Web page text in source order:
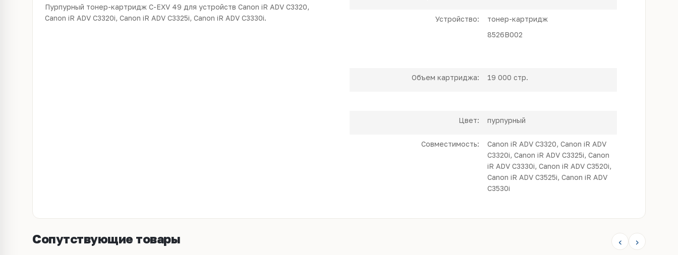
Пурпурный тонер-картридж C-EXV 49 для устройств Canon iR ADV C3320,
Canon iR ADV C3320i, Canon iR ADV C3325i, Canon iR ADV C3330i.
Устройство:
тонер-картридж
8526B002
Объем картриджа: 19 000 стр.
Цвет: пурпурный
Совместимость:
Canon iR ADV C3320, Canon iR ADV
C3320i, Canon iR ADV C3325i, Canon
iR ADV C3330i, Canon iR ADV C3520i,
Canon iR ADV C3525i, Canon iR ADV
C3530i
Сопутствующие товары ‹ ›